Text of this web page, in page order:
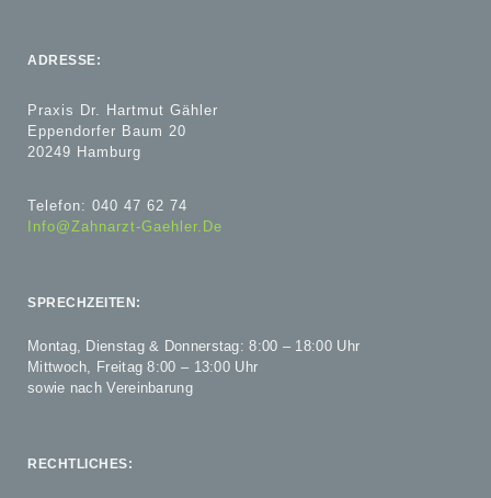
ADRESSE:
Praxis Dr. Hartmut Gähler
Eppendorfer Baum 20
20249 Hamburg
Telefon: 040 47 62 74
Info@zahnarzt-Gaehler.de
SPRECHZEITEN:
Montag, Dienstag & Donnerstag: 8:00 – 18:00 Uhr
Mittwoch, Freitag 8:00 – 13:00 Uhr
sowie nach Vereinbarung
RECHTLICHES: